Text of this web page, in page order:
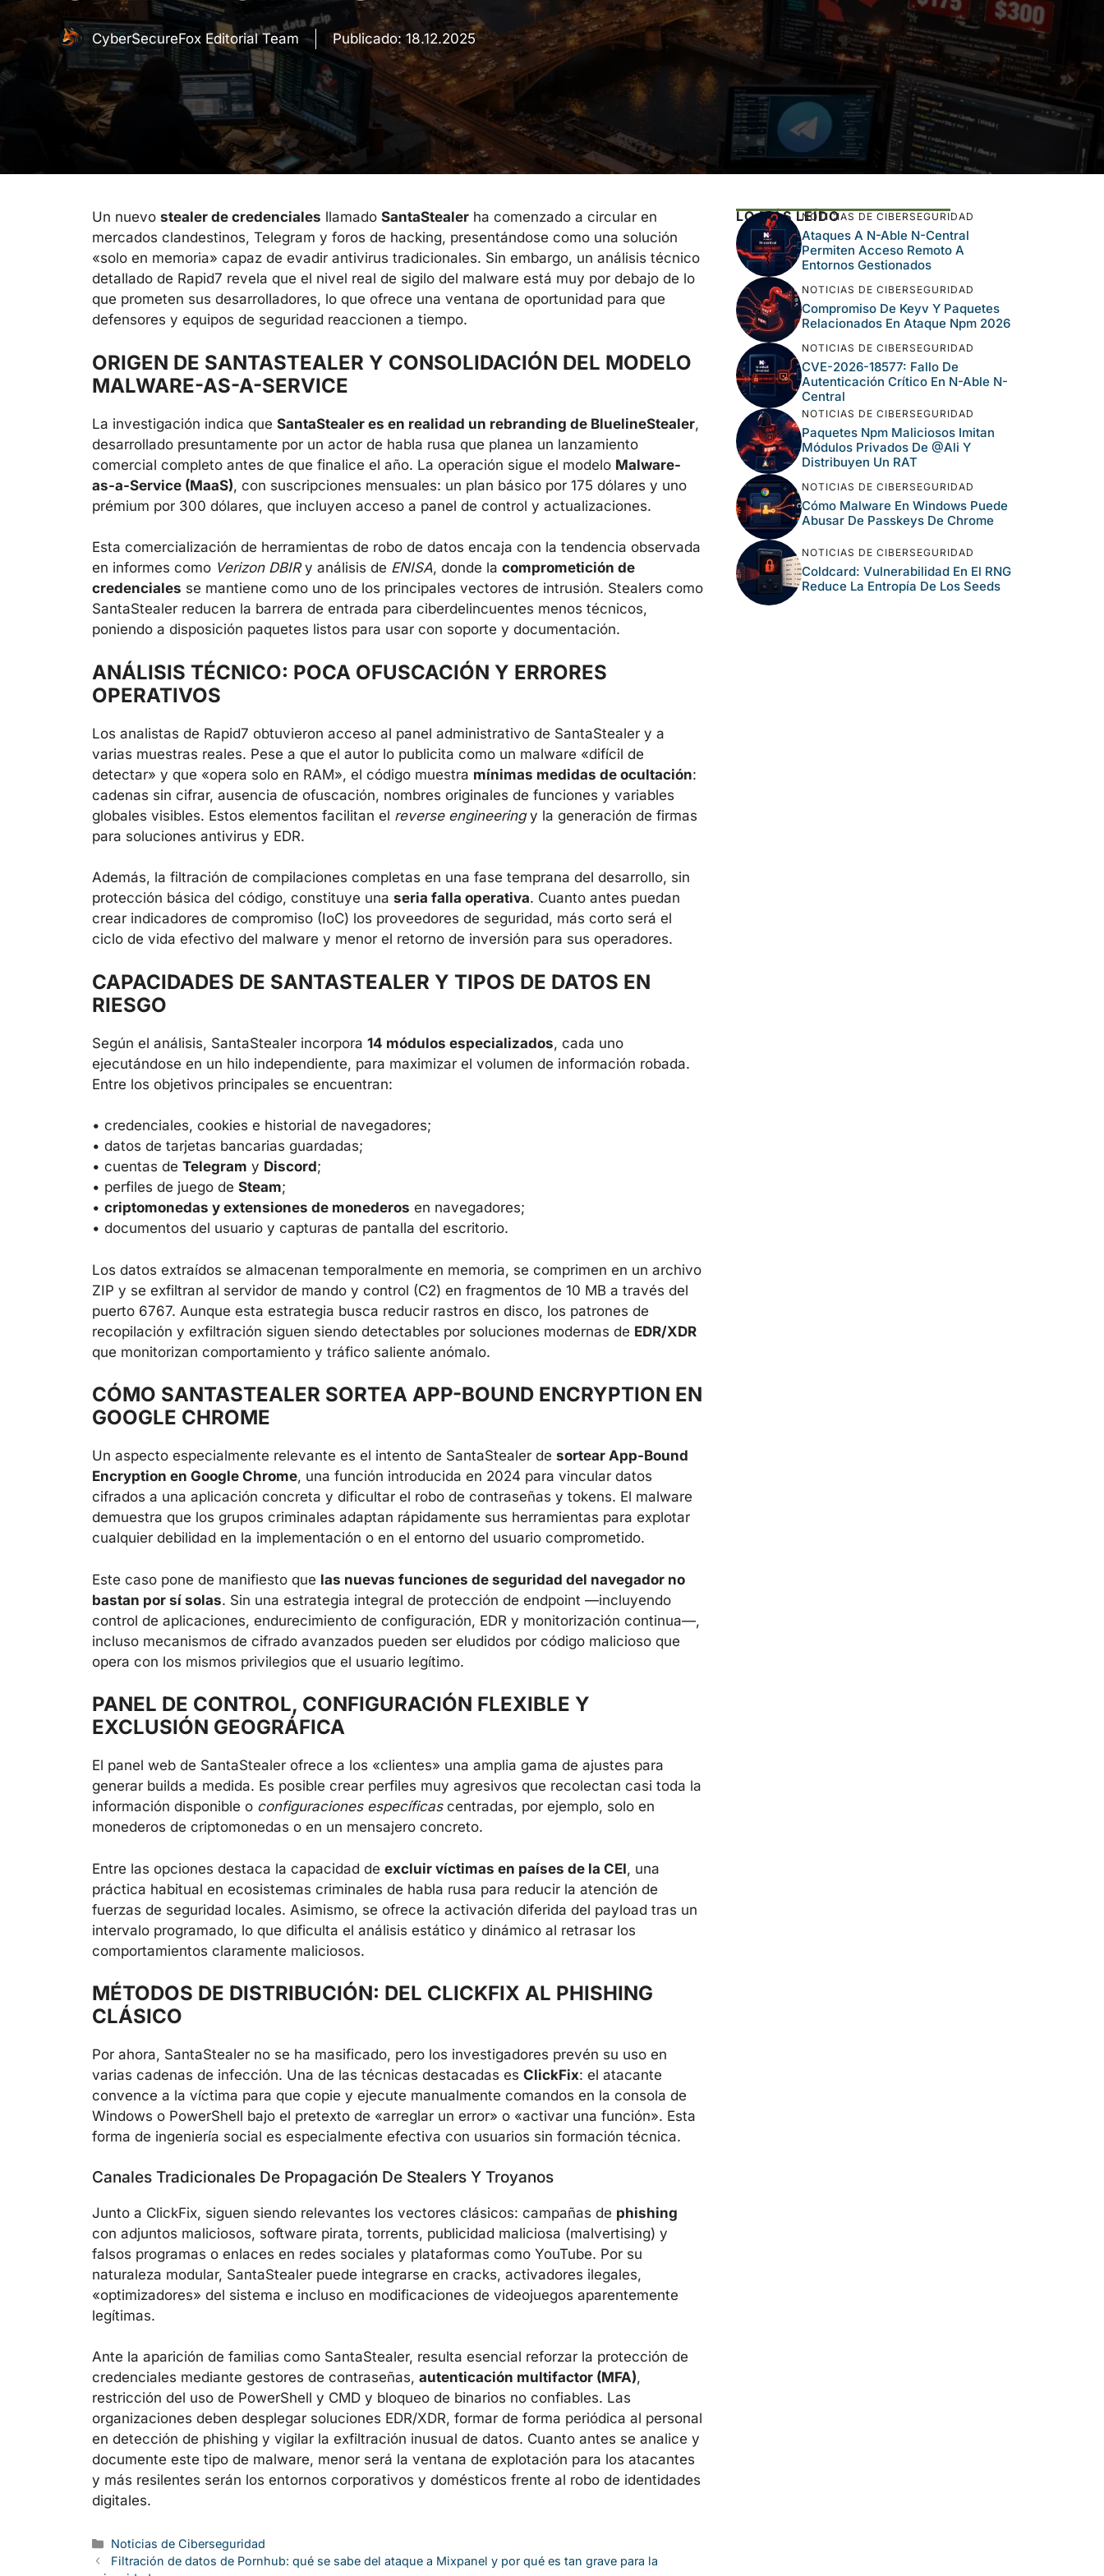
CyberSecureFox Editorial Team Publicado: 18.12.2025
Un nuevo stealer de credenciales llamado SantaStealer ha comenzado a circular en
mercados clandestinos, Telegram y foros de hacking, presentándose como una solución
«solo en memoria» capaz de evadir antivirus tradicionales. Sin embargo, un análisis técnico
detallado de Rapid7 revela que el nivel real de sigilo del malware está muy por debajo de lo
que prometen sus desarrolladores, lo que ofrece una ventana de oportunidad para que
defensores y equipos de seguridad reaccionen a tiempo.
ORIGEN DE SANTASTEALER Y CONSOLIDACIÓN DEL MODELO
MALWARE-AS-A-SERVICE
La investigación indica que SantaStealer es en realidad un rebranding de BluelineStealer,
desarrollado presuntamente por un actor de habla rusa que planea un lanzamiento
comercial completo antes de que finalice el año. La operación sigue el modelo Malware-
as-a-Service (MaaS), con suscripciones mensuales: un plan básico por 175 dólares y uno
prémium por 300 dólares, que incluyen acceso a panel de control y actualizaciones.
Esta comercialización de herramientas de robo de datos encaja con la tendencia observada
en informes como Verizon DBIRy análisis de ENISA, donde la comprometición de
credenciales se mantiene como uno de los principales vectores de intrusión. Stealers como
SantaStealer reducen la barrera de entrada para ciberdelincuentes menos técnicos,
poniendo a disposición paquetes listos para usar con soporte y documentación.
ANÁLISIS TÉCNICO: POCA OFUSCACIÓN Y ERRORES
OPERATIVOS
Los analistas de Rapid7 obtuvieron acceso al panel administrativo de SantaStealer y a
varias muestras reales. Pese a que el autor lo publicita como un malware «difícil de
detectar» y que «opera solo en RAM», el código muestra mínimas medidas de ocultación:
cadenas sin cifrar, ausencia de ofuscación, nombres originales de funciones y variables
globales visibles. Estos elementos facilitan el reverse engineeringy la generación de firmas
para soluciones antivirus y EDR.
Además, la filtración de compilaciones completas en una fase temprana del desarrollo, sin
protección básica del código, constituye una seria falla operativa. Cuanto antes puedan
crear indicadores de compromiso (IoC) los proveedores de seguridad, más corto será el
ciclo de vida efectivo del malware y menor el retorno de inversión para sus operadores.
CAPACIDADES DE SANTASTEALER Y TIPOS DE DATOS EN
RIESGO
Según el análisis, SantaStealer incorpora 14 módulos especializados, cada uno
ejecutándose en un hilo independiente, para maximizar el volumen de información robada.
Entre los objetivos principales se encuentran:
• credenciales, cookies e historial de navegadores;
• datos de tarjetas bancarias guardadas;
• cuentas de Telegram y Discord;
• perfiles de juego de Steam;
• criptomonedas y extensiones de monederos en navegadores;
• documentos del usuario y capturas de pantalla del escritorio.
Los datos extraídos se almacenan temporalmente en memoria, se comprimen en un archivo
ZIP y se exfiltran al servidor de mando y control (C2) en fragmentos de 10 MB a través del
puerto 6767. Aunque esta estrategia busca reducir rastros en disco, los patrones de
recopilación y exfiltración siguen siendo detectables por soluciones modernas de EDR/XDR
que monitorizan comportamiento y tráfico saliente anómalo.
CÓMO SANTASTEALER SORTEA APP-BOUND ENCRYPTION EN
GOOGLE CHROME
Un aspecto especialmente relevante es el intento de SantaStealer de sortear App-Bound
Encryption en Google Chrome, una función introducida en 2024 para vincular datos
cifrados a una aplicación concreta y dificultar el robo de contraseñas y tokens. El malware
demuestra que los grupos criminales adaptan rápidamente sus herramientas para explotar
cualquier debilidad en la implementación o en el entorno del usuario comprometido.
Este caso pone de manifiesto que las nuevas funciones de seguridad del navegador no
bastan por sí solas. Sin una estrategia integral de protección de endpoint —incluyendo
control de aplicaciones, endurecimiento de configuración, EDR y monitorización continua—,
incluso mecanismos de cifrado avanzados pueden ser eludidos por código malicioso que
opera con los mismos privilegios que el usuario legítimo.
PANEL DE CONTROL, CONFIGURACIÓN FLEXIBLE Y
EXCLUSIÓN GEOGRÁFICA
El panel web de SantaStealer ofrece a los «clientes» una amplia gama de ajustes para
generar builds a medida. Es posible crear perfiles muy agresivos que recolectan casi toda la
información disponible o configuraciones específicascentradas, por ejemplo, solo en
monederos de criptomonedas o en un mensajero concreto.
Entre las opciones destaca la capacidad de excluir víctimas en países de la CEI, una
práctica habitual en ecosistemas criminales de habla rusa para reducir la atención de
fuerzas de seguridad locales. Asimismo, se ofrece la activación diferida del payload tras un
intervalo programado, lo que dificulta el análisis estático y dinámico al retrasar los
comportamientos claramente maliciosos.
MÉTODOS DE DISTRIBUCIÓN: DEL CLICKFIX AL PHISHING
CLÁSICO
Por ahora, SantaStealer no se ha masificado, pero los investigadores prevén su uso en
varias cadenas de infección. Una de las técnicas destacadas es ClickFix: el atacante
convence a la víctima para que copie y ejecute manualmente comandos en la consola de
Windows o PowerShell bajo el pretexto de «arreglar un error» o «activar una función». Esta
forma de ingeniería social es especialmente efectiva con usuarios sin formación técnica.
Canales Tradicionales De Propagación De Stealers Y Troyanos
Junto a ClickFix, siguen siendo relevantes los vectores clásicos: campañas de phishing
con adjuntos maliciosos, software pirata, torrents, publicidad maliciosa (malvertising) y
falsos programas o enlaces en redes sociales y plataformas como YouTube. Por su
naturaleza modular, SantaStealer puede integrarse en cracks, activadores ilegales,
«optimizadores» del sistema e incluso en modificaciones de videojuegos aparentemente
legítimas.
Ante la aparición de familias como SantaStealer, resulta esencial reforzar la protección de
credenciales mediante gestores de contraseñas, autenticación multifactor (MFA),
restricción del uso de PowerShell y CMD y bloqueo de binarios no confiables. Las
organizaciones deben desplegar soluciones EDR/XDR, formar de forma periódica al personal
en detección de phishing y vigilar la exfiltración inusual de datos. Cuanto antes se analice y
documente este tipo de malware, menor será la ventana de explotación para los atacantes
y más resilentes serán los entornos corporativos y domésticos frente al robo de identidades
digitales.
Categorías
Noticias de Ciberseguridad
Filtración de datos de Pornhub: qué se sabe del ataque a Mixpanel y por qué es tan grave para la
LO MÁS LEÍDONOTICIAS DE CIBERSEGURIDAD
Ataques A N-Able N-Central
Permiten Acceso Remoto A
Entornos Gestionados
NOTICIAS DE CIBERSEGURIDAD
Compromiso De Keyv Y Paquetes
Relacionados En Ataque Npm 2026
NOTICIAS DE CIBERSEGURIDAD
CVE-2026-18577: Fallo De
Autenticación Crítico En N-Able N-
Central
NOTICIAS DE CIBERSEGURIDAD
Paquetes Npm Maliciosos Imitan
Módulos Privados De @ali Y
Distribuyen Un RAT
NOTICIAS DE CIBERSEGURIDAD
Cómo Malware En Windows Puede
Abusar De Passkeys De Chrome
NOTICIAS DE CIBERSEGURIDAD
Coldcard: Vulnerabilidad En El RNG
Reduce La Entropía De Los Seeds